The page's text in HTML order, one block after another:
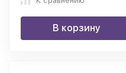
В корзину